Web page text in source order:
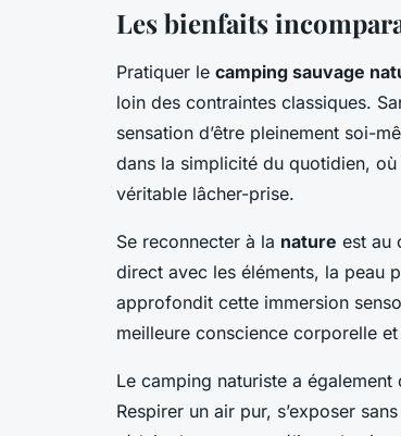
Les bienfaits
Pratiquer le camping sauvage
loin des contraintes classiques.
sensation d’être pleinement soi-
dans la simplicité du quotidien,
véritable lâcher-prise.
Se reconnecter à la nature est au
direct avec les éléments, la peau
approfondit cette immersion
meilleure conscience corporelle
Le camping naturiste a
Respirer un air pur, s’exposer